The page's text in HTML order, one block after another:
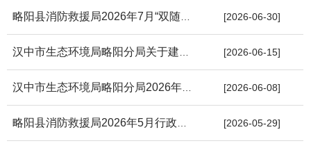
略阳县消防救援局2026年7月“双随机、一公开”抽查计划公示表 [2026-06-30]
汉中市生态环境局略阳分局关于建设项目环境影响评价文件审批决定... [2026-06-15]
汉中市生态环境局略阳分局2026年6月8日拟作出的建设项目环境影响... [2026-06-08]
略阳县消防救援局2026年5月行政执法情况公开表 [2026-05-29]